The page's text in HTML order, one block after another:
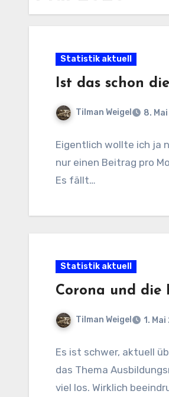
Statistik aktuell
Ist das schon
Tilman Weigel 8.
Eigentlich wollte ich ja
nur einen Beitrag pro
Es fällt…
Statistik aktuell
Corona und die
Tilman Weigel 1.
Es ist schwer, aktuell
das Thema
viel los. Wirklich